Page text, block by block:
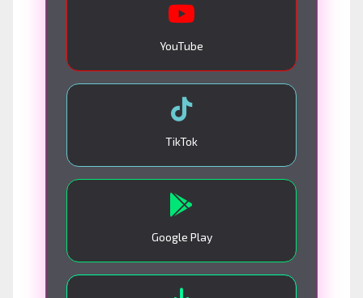
YouTube
TikTok
Google Play